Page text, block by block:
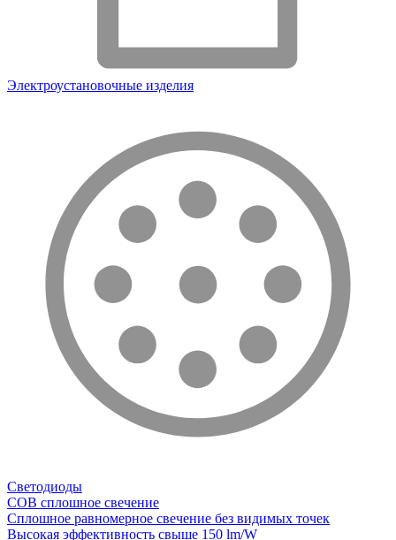
Электроустановочные изделия
Светодиоды
COB сплошное свечение
Сплошное равномерное свечение без видимых точек
Высокая эффективность свыше 150 lm/W